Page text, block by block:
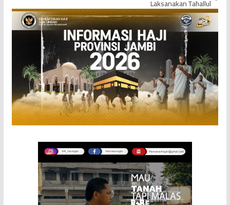
Laksanakan Tahallul